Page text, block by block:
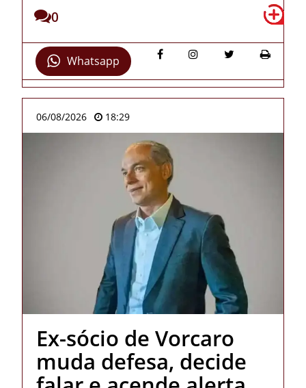
0
Whatsapp
06/08/2026 18:29
Ex-sócio de Vorcaro
muda defesa, decide